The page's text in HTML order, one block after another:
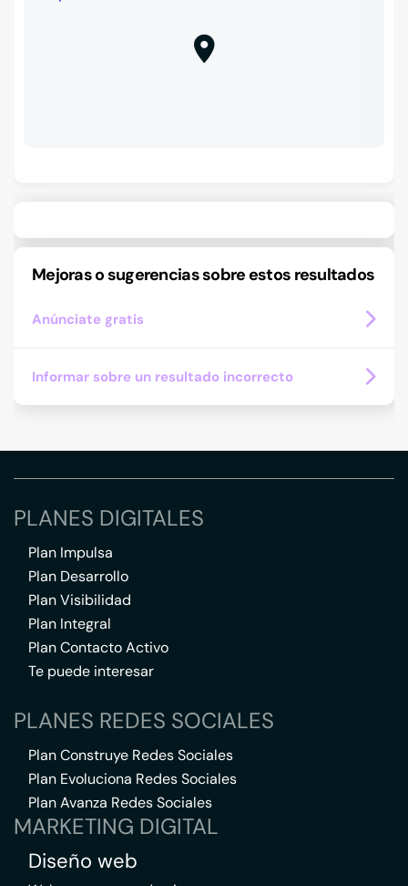
Mejoras o sugerencias sobre estos resultados
Anúnciate gratis
Informar sobre un resultado incorrecto
PLANES DIGITALES
Plan Impulsa
Plan Desarrollo
Plan Visibilidad
Plan Integral
Plan Contacto Activo
Te puede interesar
PLANES REDES SOCIALES
Plan Construye Redes Sociales
Plan Evoluciona Redes Sociales
Plan Avanza Redes Sociales
MARKETING DIGITAL
Diseño web